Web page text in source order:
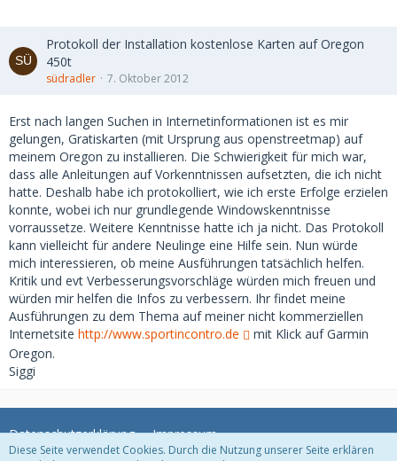
Protokoll der Installation kostenlose Karten auf Oregon
450t
südradler 7. Oktober 2012
Erst nach langen Suchen in Internetinformationen ist es mir
gelungen, Gratiskarten (mit Ursprung aus openstreetmap) auf
meinem Oregon zu installieren. Die Schwierigkeit für mich war,
dass alle Anleitungen auf Vorkenntnissen aufsetzten, die ich nicht
hatte. Deshalb habe ich protokolliert, wie ich erste Erfolge erzielen
konnte, wobei ich nur grundlegende Windowskenntnisse
vorraussetze. Weitere Kenntnisse hatte ich ja nicht. Das Protokoll
kann vielleicht für andere Neulinge eine Hilfe sein. Nun würde
mich interessieren, ob meine Ausführungen tatsächlich helfen.
Kritik und evt Verbesserungsvorschläge würden mich freuen und
würden mir helfen die Infos zu verbessern. Ihr findet meine
Ausführungen zu dem Thema auf meiner nicht kommerziellen
Internetsite http://www.sportincontro.de
mit Klick auf Garmin
Oregon.
Siggi
Datenschutzerklärung Impressum
Diese Seite verwendet Cookies. Durch die Nutzung unserer Seite erklären